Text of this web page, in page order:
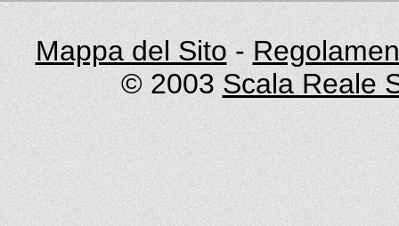
Mappa del Sito -
© 2003 Scala Reale